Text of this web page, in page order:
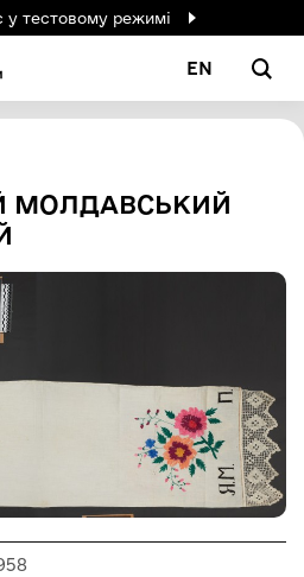
у тестовому режимі
EN
МОЛДАВСЬКИЙ